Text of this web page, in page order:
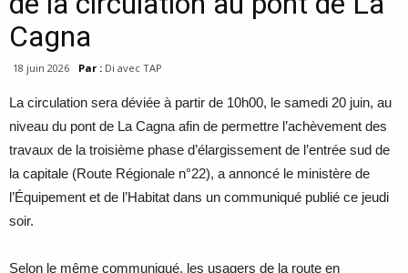
Cagna
18 juin 2026 Par : Di avec TAP
La circulation sera déviée à partir de 10h00, le samedi 20 juin, au
niveau du pont de La Cagna afin de permettre l’achèvement des
travaux de la troisième phase d’élargissement de l’entrée sud de
la capitale (Route Régionale n°22), a annoncé le ministère de
l’Équipement et de l’Habitat dans un communiqué publié ce jeudi
soir.
Selon le même communiqué, les usagers de la route en